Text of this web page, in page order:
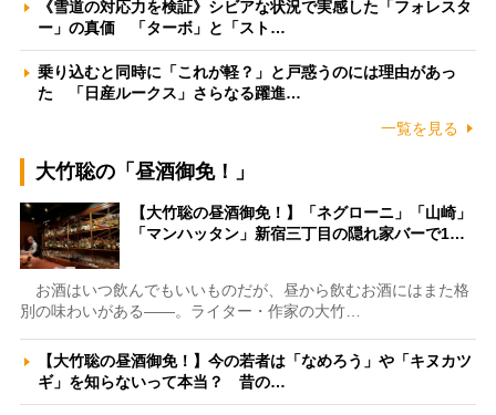
《雪道の対応力を検証》シビアな状況で実感した「フォレスタ
ー」の真価 「ターボ」と「スト…
乗り込むと同時に「これが軽？」と戸惑うのには理由があっ
た 「日産ルークス」さらなる躍進…
一覧を見る
大竹聡の「昼酒御免！」
【大竹聡の昼酒御免！】「ネグローニ」「山崎」
「マンハッタン」新宿三丁目の隠れ家バーで1…
お酒はいつ飲んでもいいものだが、昼から飲むお酒にはまた格
別の味わいがある――。ライター・作家の大竹…
【大竹聡の昼酒御免！】今の若者は「なめろう」や「キヌカツ
ギ」を知らないって本当？ 昔の…